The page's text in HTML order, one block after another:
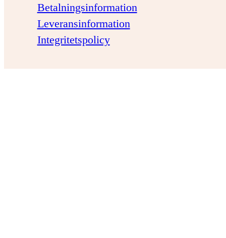
Betalningsinformation
Leveransinformation
Integritetspolicy